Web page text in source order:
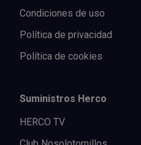
Condiciones de uso
Política de privacidad
Política de cookies
Suministros Herco
HERCO TV